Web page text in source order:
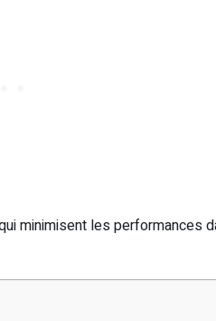
minimisent les performances